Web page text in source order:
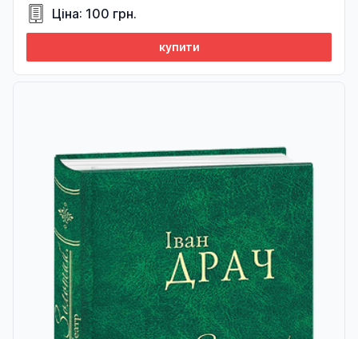
Ціна: 100 грн.
купити